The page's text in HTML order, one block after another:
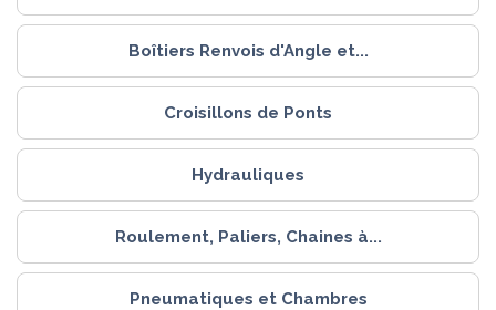
Boîtiers Renvois d'Angle et...
Croisillons de Ponts
Hydrauliques
Roulement, Paliers, Chaines à...
Pneumatiques et Chambres